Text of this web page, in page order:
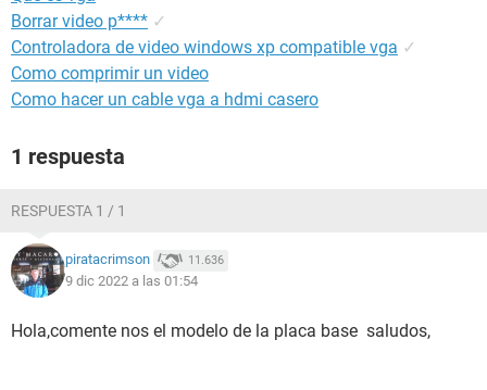
Borrar video p**** ✓
Controladora de video windows xp compatible vga ✓
Como comprimir un video
Como hacer un cable vga a hdmi casero
1 respuesta
RESPUESTA 1 / 1
piratacrimson 11.636
9 dic 2022 a las 01:54
Hola,comente nos el modelo de la placa base saludos,